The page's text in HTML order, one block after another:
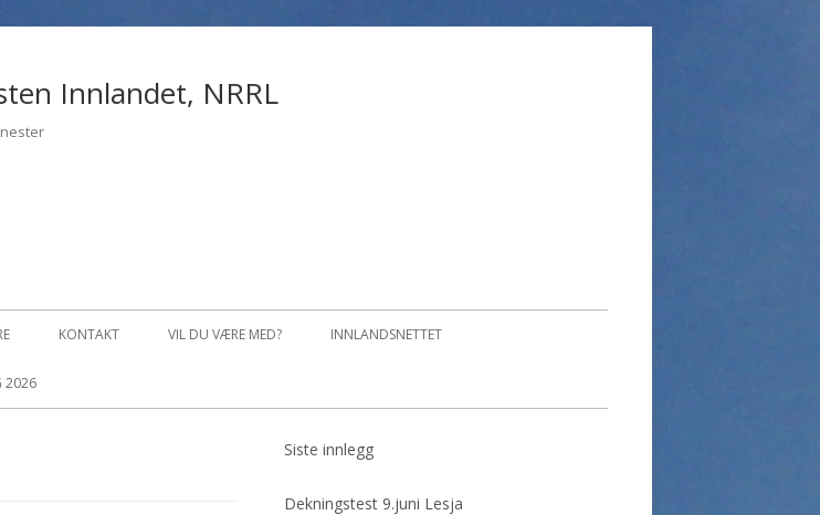
Innlandet, NRRL
KONTAKT VIL DU VÆRE MED? INNLANDSNETTET
2026
Primær
sidekolonne
Siste innlegg
Dekningstest 9.juni Lesja